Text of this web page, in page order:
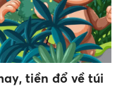
tiền đổ về túi